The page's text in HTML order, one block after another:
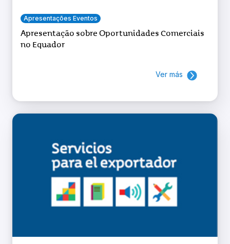
Apresentações Eventos
Apresentação sobre Oportunidades Comerciais
no Equador
Ver más